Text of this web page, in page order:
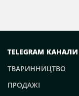
TELEGRAM КАНАЛИ
ТВАРИННИЦТВО
ПРОДАЖІ